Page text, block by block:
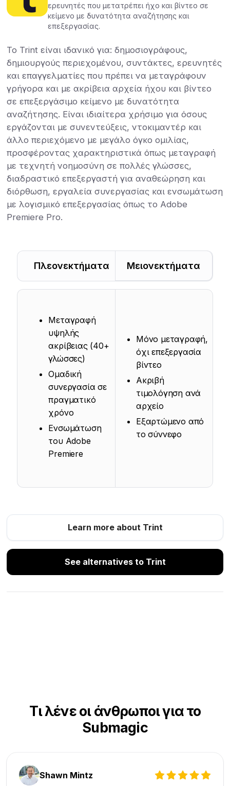
ερευνητές που μετατρέπει ήχο και βίντεο σε
κείμενο με δυνατότητα αναζήτησης και
επεξεργασίας.
Το Trint είναι ιδανικό για: δημοσιογράφους,
δημιουργούς περιεχομένου, συντάκτες, ερευνητές
και επαγγελματίες που πρέπει να μεταγράφουν
γρήγορα και με ακρίβεια αρχεία ήχου και βίντεο
σε επεξεργάσιμο κείμενο με δυνατότητα
αναζήτησης. Είναι ιδιαίτερα χρήσιμο για όσους
εργάζονται με συνεντεύξεις, ντοκιμαντέρ και
άλλο περιεχόμενο με μεγάλο όγκο ομιλίας,
προσφέροντας χαρακτηριστικά όπως μεταγραφή
με τεχνητή νοημοσύνη σε πολλές γλώσσες,
διαδραστικό επεξεργαστή για αναθεώρηση και
διόρθωση, εργαλεία συνεργασίας και ενσωμάτωση
με λογισμικό επεξεργασίας όπως το Adobe
Premiere Pro.
Πλεονεκτήματα Μειονεκτήματα
Μεταγραφή
υψηλής
ακρίβειας (40+
γλώσσες)
Ομαδική
συνεργασία σε
πραγματικό
χρόνο
Ενσωμάτωση
του Adobe
Premiere
Μόνο μεταγραφή,
όχι επεξεργασία
βίντεο
Ακριβή
τιμολόγηση ανά
αρχείο
Εξαρτώμενο από
το σύννεφο
Learn more about Trint
See alternatives to Trint
Τι λένε οι άνθρωποι για το
Submagic
Shawn Mintz